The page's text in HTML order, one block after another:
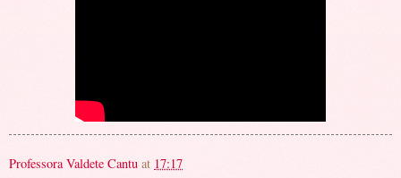
Professora Valdete Cantu at 17:17